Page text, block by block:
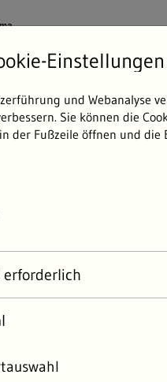
2024
Kreislaufwirtschaft
Umwelt und
Biomüll lassen sich
in Baden-Württemberg
bringt, erfahren
Einstellungen
und Webanalyse
Sie können die
der Fußzeile öffnen und die